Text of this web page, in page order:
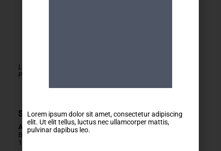
Le MDA Genève - Activités 50+ est membre de la
PLATEFORME du réseau seniors Genève
Secrétariat
Adresse
Boulevard Carl-Vogt 2
1205 Genève
Lorem ipsum dolor sit amet, consectetur adipiscing
elit. Ut elit tellus, luctus nec ullamcorper mattis,
pulvinar dapibus leo.